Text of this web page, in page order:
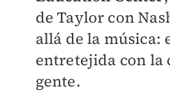
de Taylor con
allá de la música:
entretejida con la
gente.